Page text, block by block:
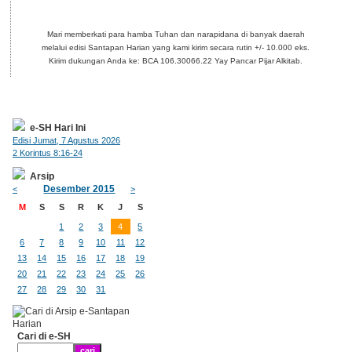
Mari memberkati para hamba Tuhan dan narapidana di banyak daerah
melalui edisi Santapan Harian yang kami kirim secara rutin +/- 10.000 eks.
Kirim dukungan Anda ke: BCA 106.30066.22 Yay Pancar Pijar Alkitab.
e-SH Hari Ini
Edisi Jumat, 7 Agustus 2026
2 Korintus 8:16-24
Arsip
< Desember 2015
>
M
S S R K J S
1 2 3 4
5
6
7 8 9 10 11
12
13
14 15 16 17 18
19
20
21 22 23 24 25
26
27
28 29 30 31
Cari di e-SH